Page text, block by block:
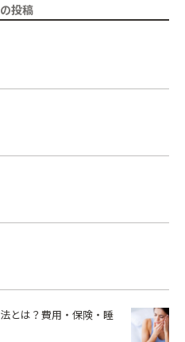
投稿
とは？費用・保険・睡